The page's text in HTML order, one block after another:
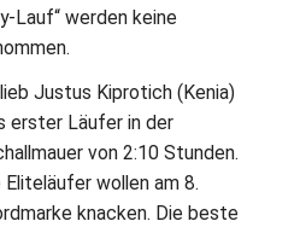
Lauf“ werden keine
Justus Kiprotich (Kenia)
erster Läufer in der
von 2:10 Stunden.
wollen am 8.
knacken. Die beste